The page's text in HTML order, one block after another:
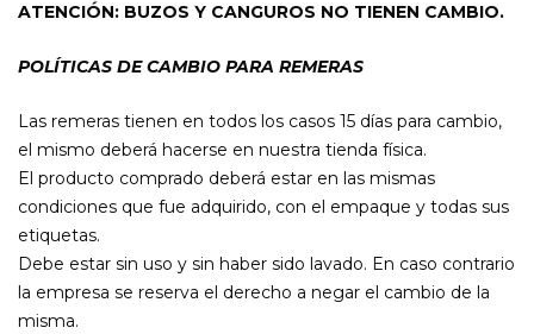
ATENCIÓN: BUZOS Y CANGUROS NO TIENEN CAMBIO.
POLÍTICAS DE CAMBIO PARA REMERAS
Las remeras tienen en todos los casos 15 días para cambio,
el mismo deberá hacerse en nuestra tienda física.
El producto comprado deberá estar en las mismas
condiciones que fue adquirido, con el empaque y todas sus
etiquetas.
Debe estar sin uso y sin haber sido lavado. En caso contrario
la empresa se reserva el derecho a negar el cambio de la
misma.